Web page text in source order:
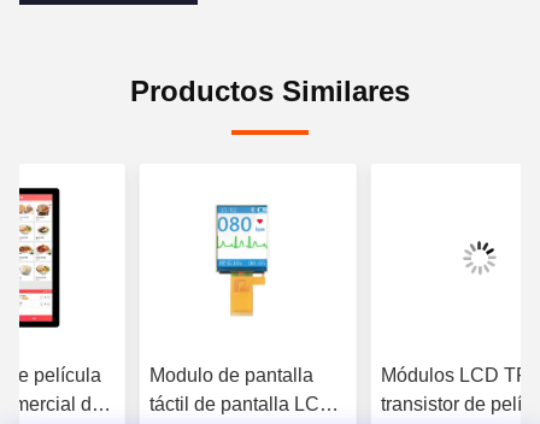
Productos Similares
de película
de
Modulo de pantalla
táctil de pantalla LCD
Módulos LCD
transistor de